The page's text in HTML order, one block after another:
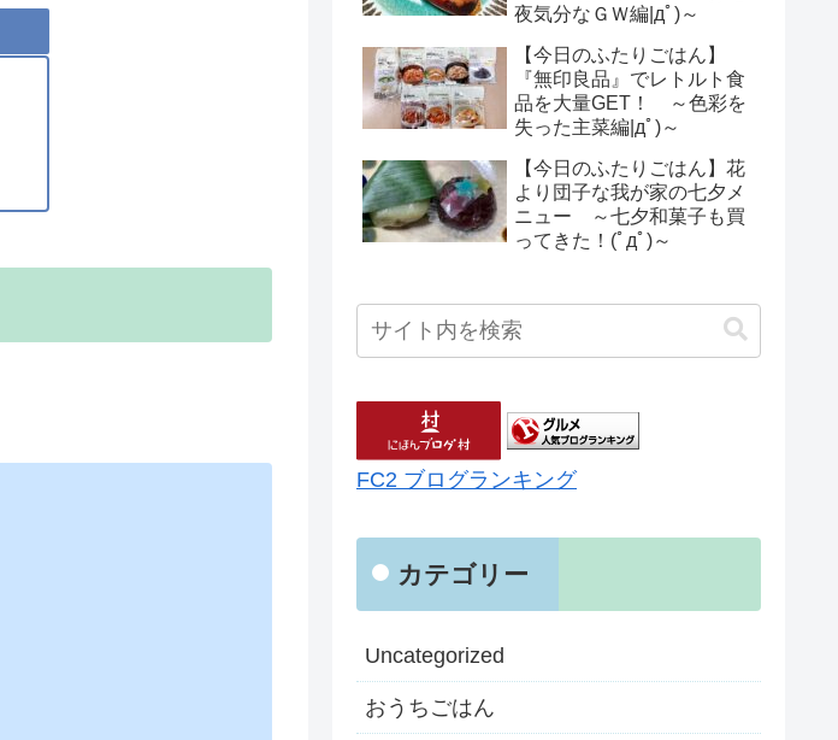
夜気分なＧＷ編|дﾟ)～
【今日のふたりごはん】
『無印良品』でレトルト食
品を大量GET！ ～色彩を
失った主菜編|дﾟ)～
【今日のふたりごはん】花
より団子な我が家の七夕メ
ニュー ～七夕和菓子も買
ってきた！(ﾟдﾟ)～
FC2 ブログランキング
カテゴリー
Uncategorized
おうちごはん